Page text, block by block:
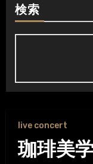
検索
live concert
珈琲美